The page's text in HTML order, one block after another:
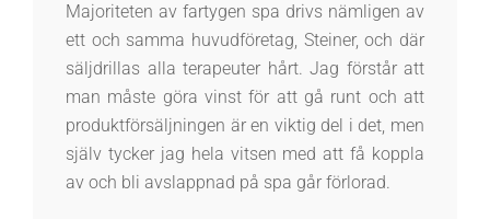
Majoriteten av fartygen spa drivs nämligen av
ett och samma huvudföretag, Steiner, och där
säljdrillas alla terapeuter hårt. Jag förstår att
man måste göra vinst för att gå runt och att
produktförsäljningen är en viktig del i det, men
själv tycker jag hela vitsen med att få koppla
av och bli avslappnad på spa går förlorad.